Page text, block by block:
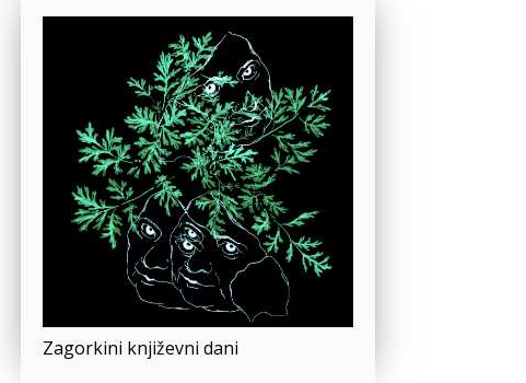
Zagorkini književni dani